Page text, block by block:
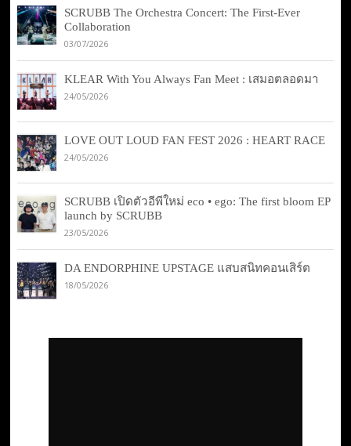
SCRUBB The Orchestra Concert: The First-Ever
Collaboration
03/07/2026
KLEAR With You Always Fan Meet : เสมอตลอดมา
24/05/2026
LOVE OUT LOUD FAN FEST 2026 : HEART RACE
24/05/2026
SCRUBB เปิดตัวอีพีใหม่ eco • ego: The first bloom EP
launch by SCRUBB
23/05/2026
DA ENDORPHINE UPSTAGE แสบสนิทคอนเสิร์ต
18/05/2026